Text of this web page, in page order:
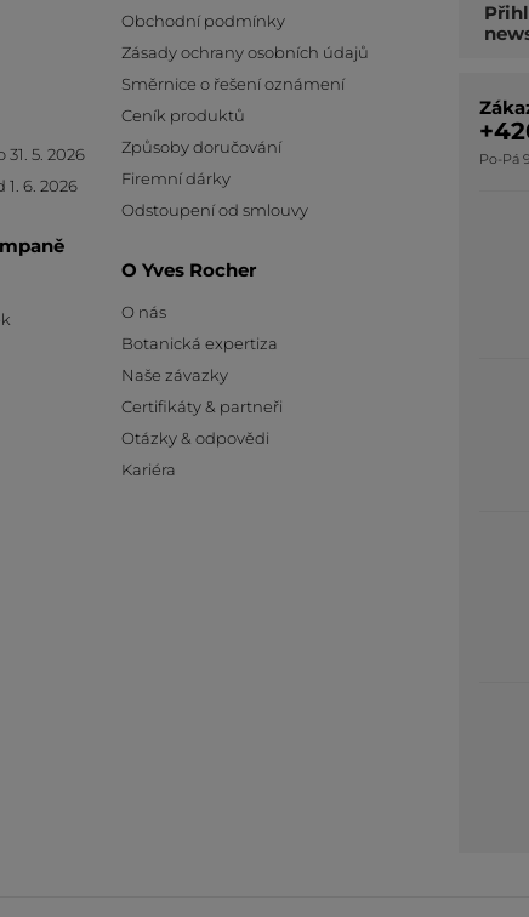
5. 2026
6. 2026
Obchodní podmínky
Zásady ochrany osobních údajů
Směrnice o řešení oznámení
Ceník produktů
Způsoby doručování
Firemní dárky
Odstoupení od smlouvy
O Yves Rocher
O nás
Botanická expertiza
Naše závazky
Certifikáty & partneři
Otázky & odpovědi
Kariéra
Přihlaste se k odběru
Po-Pá